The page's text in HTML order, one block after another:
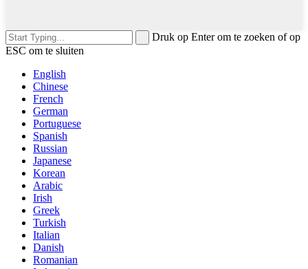
Druk op Enter om te zoeken of op
ESC om te sluiten
English
Chinese
French
German
Portuguese
Spanish
Russian
Japanese
Korean
Arabic
Irish
Greek
Turkish
Italian
Danish
Romanian